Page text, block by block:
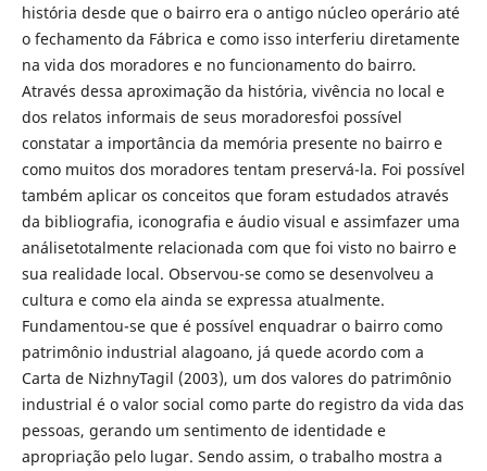
história desde que o bairro era o antigo núcleo operário até
o fechamento da Fábrica e como isso interferiu diretamente
na vida dos moradores e no funcionamento do bairro.
Através dessa aproximação da história, vivência no local e
dos relatos informais de seus moradoresfoi possível
constatar a importância da memória presente no bairro e
como muitos dos moradores tentam preservá-la. Foi possível
também aplicar os conceitos que foram estudados através
da bibliografia, iconografia e áudio visual e assimfazer uma
análisetotalmente relacionada com que foi visto no bairro e
sua realidade local. Observou-se como se desenvolveu a
cultura e como ela ainda se expressa atualmente.
Fundamentou-se que é possível enquadrar o bairro como
patrimônio industrial alagoano, já quede acordo com a
Carta de NizhnyTagil (2003), um dos valores do patrimônio
industrial é o valor social como parte do registro da vida das
pessoas, gerando um sentimento de identidade e
apropriação pelo lugar. Sendo assim, o trabalho mostra a